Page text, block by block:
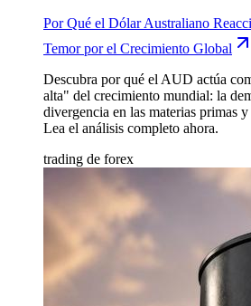
Por Qué el Dólar Australiano
Temor por el Crecimiento Global
Descubra por qué el AUD actúa
alta" del crecimiento mundial: la
divergencia en las materias primas
Lea el análisis completo ahora.
trading de forex